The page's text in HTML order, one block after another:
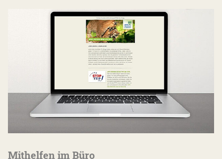
Mithelfen im Büro